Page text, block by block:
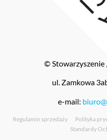
© Stowarzyszenie
ul. Zamkowa
e-mail:
Regulamin sprzedaży Polityka
Standardy